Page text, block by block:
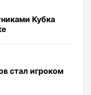
Кубка
стал игроком